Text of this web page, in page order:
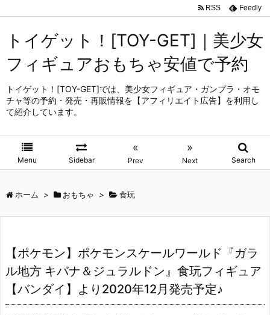
トイゲット！[TOY-GET]｜美少女
フィギュアおもちゃ安値で予約
トイゲット！[TOY-GET]では、美少女フィギュア・ガンプラ・オモ
チャ等の予約・発売・再販情報を【アフィリエイト広告】を利用し
て紹介しています。
Menu Sidebar
«
Prev
»
Next Search
RSS Feedly
ホーム > おもちゃ > 食玩
【ポケモン】ポケモンスケールワールド『ガラ
ル地方 キバナ＆ジュラルドン』食玩フィギュア
【バンダイ】より2020年12月発売予定♪